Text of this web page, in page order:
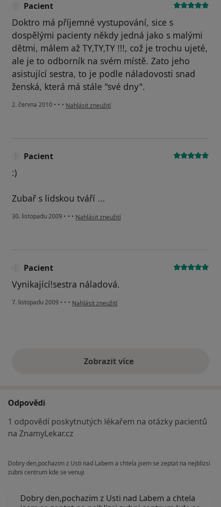
Pacient
Doktro má příjemné vystupování, sice s
dospělými pacienty někdy jedná jako s malými
dětmi, málem až TY,TY,TY !!!, což je trochu ujeté,
ale je to odborník na svém místě. Zato jeho
asistující sestra, to je podle náladovosti snad
ženská, která má stále "své dny".
2. června 2010 • • • podle názoru uživatele Pacient
Nahlásit zneužití
Pacient
:)
Zubař s lidskou tváří ...
30. listopadu 2009 • • • podle názoru uživatele Pacient
Nahlásit zneužití
Pacient
Vynikající!sestra náladová.
7. listopadu 2009 • • • podle názoru uživatele Pacient
Nahlásit zneužití
Zobrazit vícevýše uvedené názory
Odpovědi
1 odpovědí poskytnutých lékařem na otázky pacientů
na ZnamyLekar.cz
Dobry den,pochazim z Usti nad Labem a chtela jsem se zeptat na nejblizsi
zubni centrum kde se venuji
Dobry den,pochazim z Usti nad Labem a chtela